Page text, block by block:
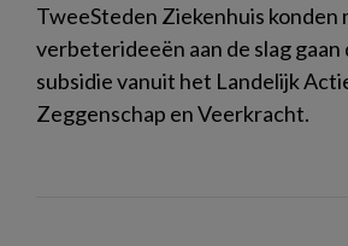
TweeSteden Ziekenhuis konden
verbeterideeën aan de slag gaan
subsidie vanuit het Landelijk
Zeggenschap en Veerkracht.